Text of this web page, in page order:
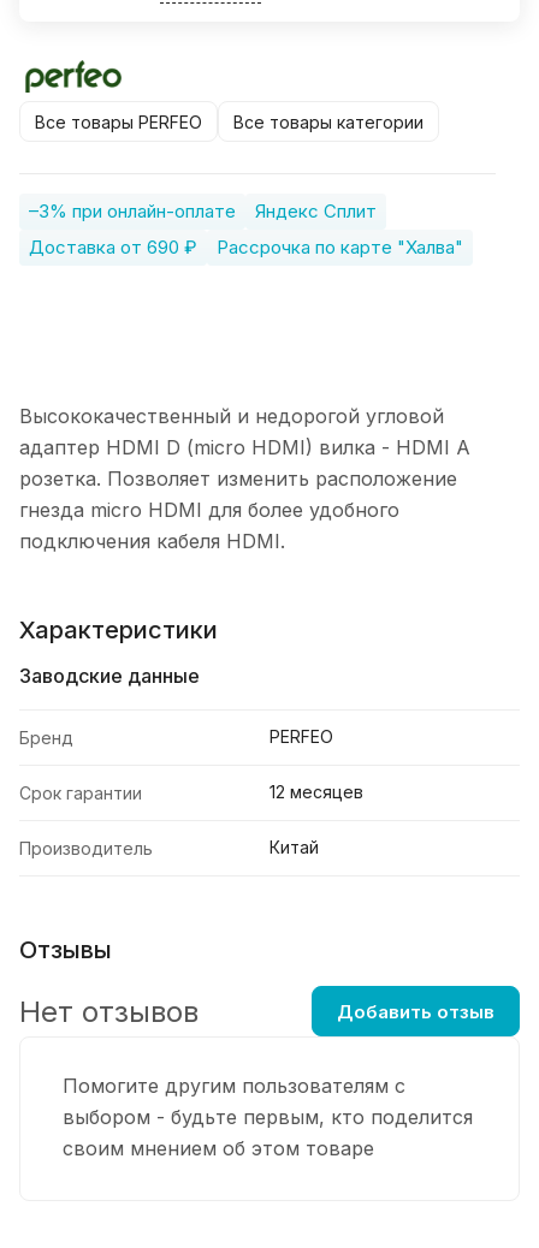
Все товары PERFEO Все товары категории
–3% при онлайн-оплате
Яндекс Сплит
Доставка от 690 ₽
Рассрочка по карте "Халва"
Высококачественный и недорогой угловой
адаптер HDMI D (micro HDMI) вилка - HDMI A
розетка. Позволяет изменить расположение
гнезда micro HDMI для более удобного
подключения кабеля HDMI.
Характеристики
Заводские данные
Бренд PERFEO
Срок гарантии 12 месяцев
Производитель Китай
Отзывы
Помогите другим пользователям с
выбором - будьте первым, кто поделится
своим мнением об этом товаре
Нет отзывов Добавить отзыв